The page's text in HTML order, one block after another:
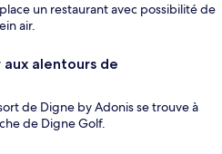
un restaurant avec possibilité de
air.
alentours de
de Digne by Adonis se trouve à
de Digne Golf.